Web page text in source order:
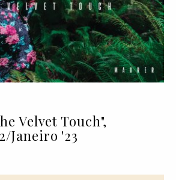
Velvet Touch",
Janeiro '23